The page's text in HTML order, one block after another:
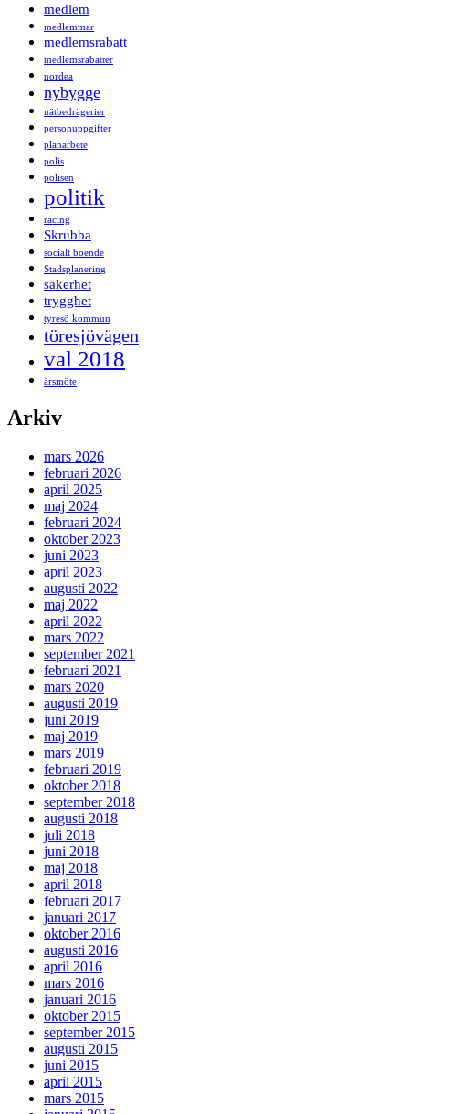
medlem
medlemmar
medlemsrabatt
medlemsrabatter
nordea
nybygge
nätbedrägerier
personuppgifter
planarbete
polis
polisen
politik
racing
Skrubba
socialt boende
Stadsplanering
säkerhet
trygghet
tyresö kommun
töresjövägen
val 2018
årsmöte
Arkiv
mars 2026
februari 2026
april 2025
maj 2024
februari 2024
oktober 2023
juni 2023
april 2023
augusti 2022
maj 2022
april 2022
mars 2022
september 2021
februari 2021
mars 2020
augusti 2019
juni 2019
maj 2019
mars 2019
februari 2019
oktober 2018
september 2018
augusti 2018
juli 2018
juni 2018
maj 2018
april 2018
februari 2017
januari 2017
oktober 2016
augusti 2016
april 2016
mars 2016
januari 2016
oktober 2015
september 2015
augusti 2015
juni 2015
april 2015
mars 2015